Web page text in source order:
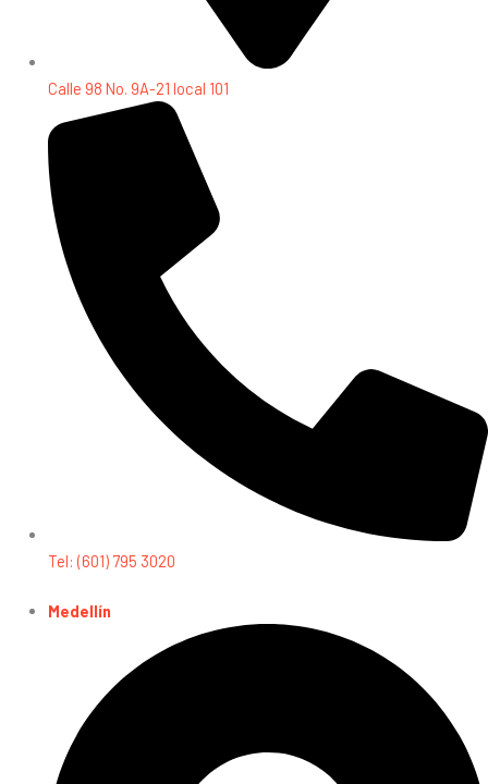
Calle 98 No. 9A-21 local 101
Tel: (601) 795 3020
Medellín